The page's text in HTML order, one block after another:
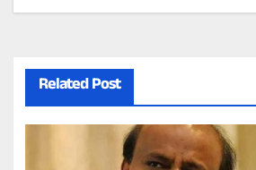
Related Post